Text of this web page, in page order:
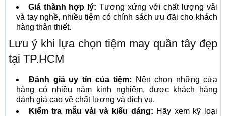
Giá thành hợp lý: Tương xứng với chất lượng vải
và tay nghề, nhiều tiệm có chính sách ưu đãi cho khách
hàng thân thiết.
Lưu ý khi lựa chọn tiệm may quần tây đẹp
tại TP.HCM
Đánh giá uy tín của tiệm: Nên chọn những cửa
hàng có nhiều năm kinh nghiệm, được khách hàng
đánh giá cao về chất lượng và dịch vụ.
Kiểm tra mẫu vải và kiểu dáng: Hãy xem kỹ loại